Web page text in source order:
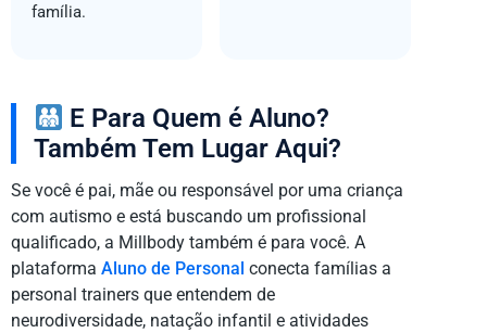
família.
E Para Quem é Aluno?
Também Tem Lugar Aqui?
Se você é pai, mãe ou responsável por uma criança
com autismo e está buscando um profissional
qualificado, a Millbody também é para você. A
plataforma Aluno de Personal conecta famílias a
personal trainers que entendem de
neurodiversidade, natação infantil e atividades